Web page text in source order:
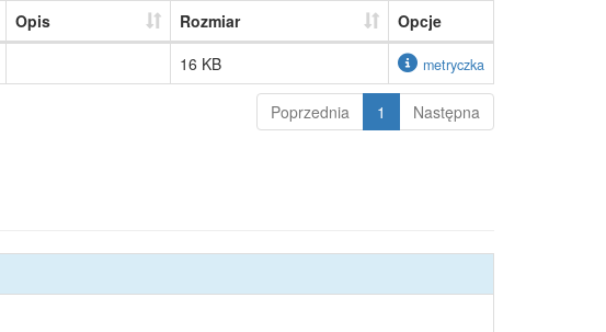
Opis Rozmiar
Opcje
16 KB metryczka
Poprzednia 1 Następna